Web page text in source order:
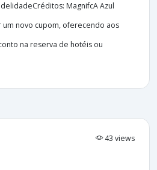
MagnifcA Azul
um novo cupom, oferecendo aos
na reserva de hotéis ou
43 views